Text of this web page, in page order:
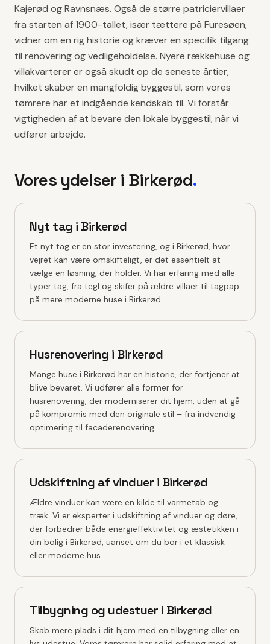
Kajerød og Ravnsnæs. Også de større patriciervillaer
fra starten af 1900-tallet, især tættere på Furesøen,
vidner om en rig historie og kræver en specifik tilgang
til renovering og vedligeholdelse. Nyere rækkehuse og
villakvarterer er også skudt op de seneste årtier,
hvilket skaber en mangfoldig byggestil, som vores
tømrere har et indgående kendskab til. Vi forstår
vigtigheden af at bevare den lokale byggestil, når vi
udfører arbejde.
Vores ydelser i Birkerød.
Nyt tag i Birkerød
Et nyt tag er en stor investering, og i Birkerød, hvor
vejret kan være omskifteligt, er det essentielt at
vælge en løsning, der holder. Vi har erfaring med alle
typer tag, fra tegl og skifer på ældre villaer til tagpap
på mere moderne huse i Birkerød.
Husrenovering i Birkerød
Mange huse i Birkerød har en historie, der fortjener at
blive bevaret. Vi udfører alle former for
husrenovering, der moderniserer dit hjem, uden at gå
på kompromis med den originale stil – fra indvendig
optimering til facaderenovering.
Udskiftning af vinduer i Birkerød
Ældre vinduer kan være en kilde til varmetab og
træk. Vi er eksperter i udskiftning af vinduer og døre,
der forbedrer både energieffektivitet og æstetikken i
din bolig i Birkerød, uanset om du bor i et klassisk
eller moderne hus.
Tilbygning og udestuer i Birkerød
Skab mere plads i dit hjem med en tilbygning eller en